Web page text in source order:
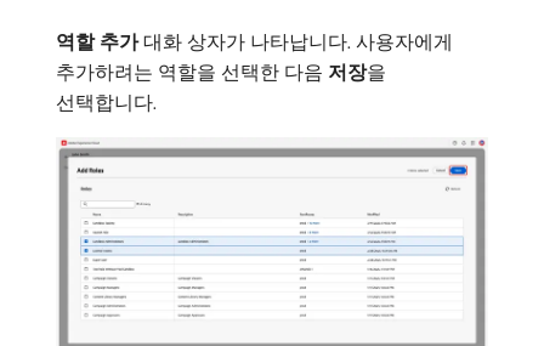
역할 추가대화 상자가 나타납니다. 사용자에게
추가하려는 역할을 선택한 다음 저장​을
선택합니다.